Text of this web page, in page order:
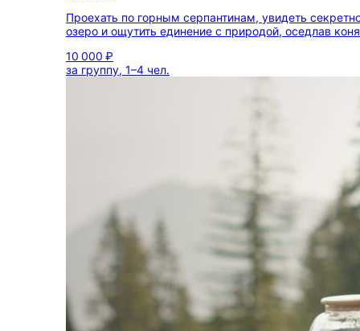
Проехать по горным серпантинам, увидеть
озеро и ощутить единение с природой, оседлав коня
10 000 ₽
за группу, 1–4 чел.